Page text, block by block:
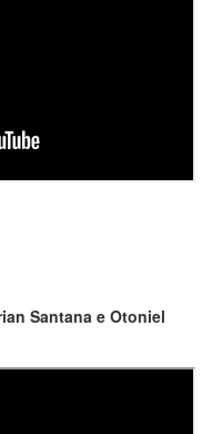
Santana e Otoniel